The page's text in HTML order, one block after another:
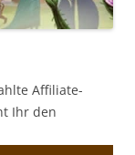
Affiliate-
Ihr den